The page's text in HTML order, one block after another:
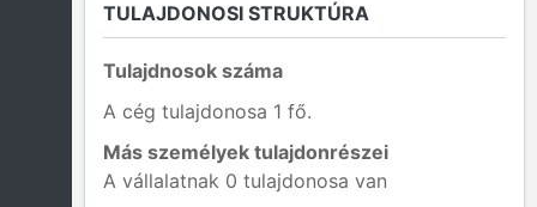
TULAJDONOSI STRUKTÚRA
Tulajdnosok száma
A cég tulajdonosa 1 fő.
Más személyek tulajdonrészei
A vállalatnak 0 tulajdonosa van